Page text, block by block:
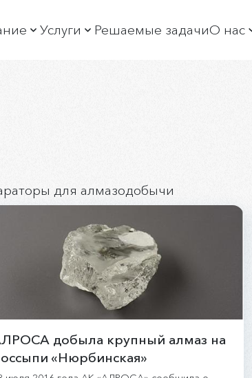
анализаторы
Услуги Решаемые задачиО нас
для алмазодобычи
добыла крупный алмаз на
«Нюрбинская»